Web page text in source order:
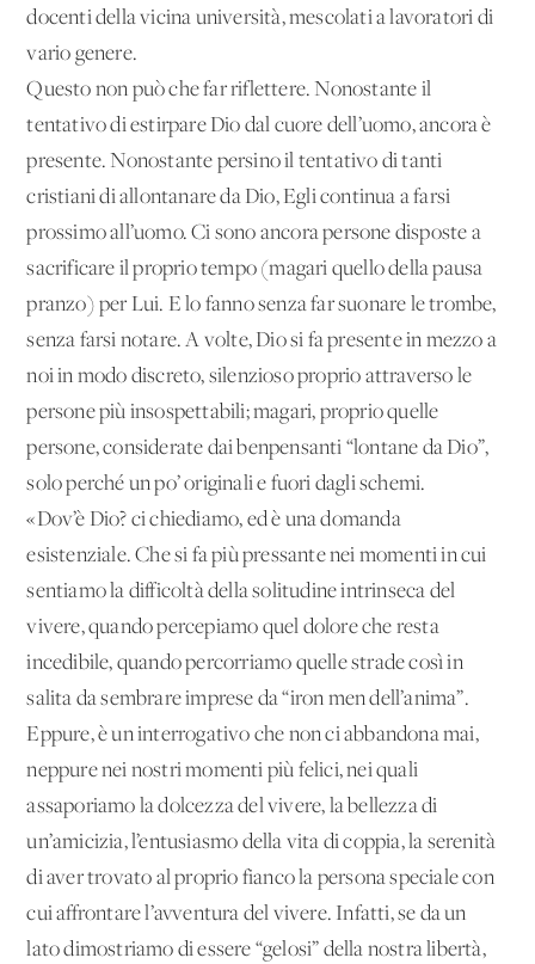
docenti della vicina università, mescolati a lavoratori di
vario genere.
Questo non può che far riflettere. Nonostante il
tentativo di estirpare Dio dal cuore dell’uomo, ancora è
presente. Nonostante persino il tentativo di tanti
cristiani di allontanare da Dio, Egli continua a farsi
prossimo all’uomo. Ci sono ancora persone disposte a
sacrificare il proprio tempo (magari quello della pausa
pranzo) per Lui. E lo fanno senza far suonare le trombe,
senza farsi notare. A volte, Dio si fa presente in mezzo a
noi in modo discreto, silenzioso proprio attraverso le
persone più insospettabili; magari, proprio quelle
persone, considerate dai benpensanti “lontane da Dio”,
solo perché un po’ originali e fuori dagli schemi.
«Dov’è Dio? ci chiediamo, ed è una domanda
esistenziale. Che si fa più pressante nei momenti in cui
sentiamo la difficoltà della solitudine intrinseca del
vivere, quando percepiamo quel dolore che resta
incedibile, quando percorriamo quelle strade così in
salita da sembrare imprese da “iron men dell’anima”.
Eppure, è un interrogativo che non ci abbandona mai,
neppure nei nostri momenti più felici, nei quali
assaporiamo la dolcezza del vivere, la bellezza di
un’amicizia, l’entusiasmo della vita di coppia, la serenità
di aver trovato al proprio fianco la persona speciale con
cui affrontare l’avventura del vivere. Infatti, se da un
lato dimostriamo di essere “gelosi” della nostra libertà,